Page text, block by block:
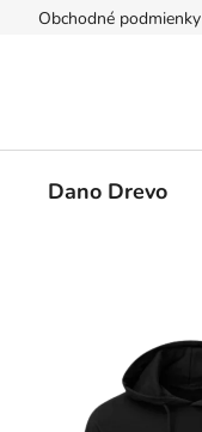
Obchodné podmienky
Dano Drevo